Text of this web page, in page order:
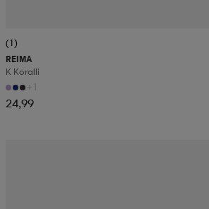
(1)
REIMA
K Koralli
+1
24,99